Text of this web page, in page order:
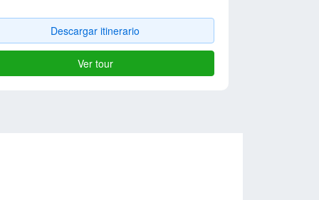
Descargar itinerario
Ver tour